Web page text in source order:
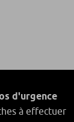
d'urgence
à effectuer